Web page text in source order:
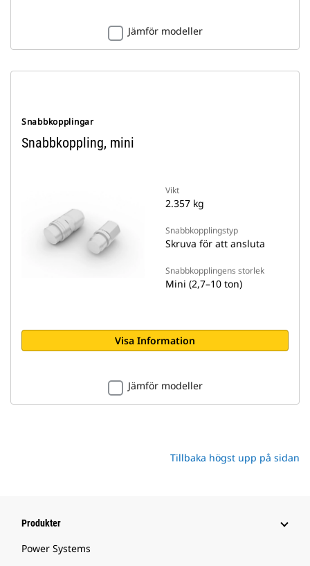
Jämför modeller
Snabbkopplingar
Snabbkoppling, mini
Vikt
2.357 kg
Snabbkopplingstyp
Skruva för att ansluta
Snabbkopplingens storlek
Mini (2,7–10 ton)
Visa Information
Jämför modeller
Tillbaka högst upp på sidan
Produkter
Power Systems